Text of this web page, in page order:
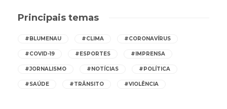
Principais temas
#BLUMENAU #CLIMA #CORONAVÍRUS
#COVID-19 #ESPORTES #IMPRENSA
#JORNALISMO #NOTÍCIAS #POLÍTICA
#SAÚDE #TRÂNSITO #VIOLÊNCIA